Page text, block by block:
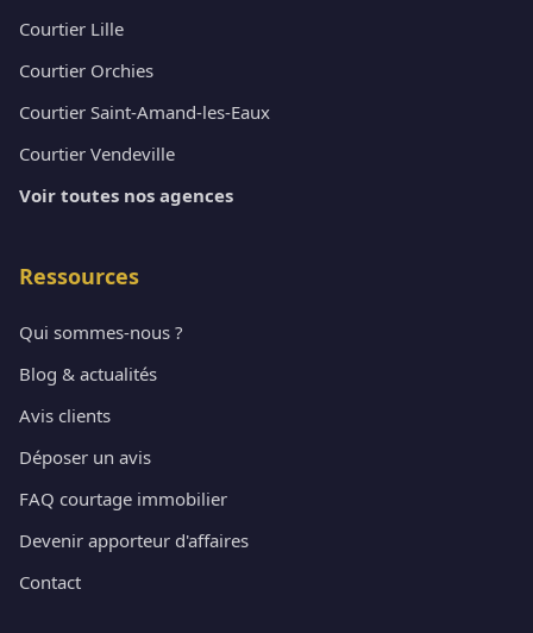
Courtier Lille
Courtier Orchies
Courtier Saint-Amand-les-Eaux
Courtier Vendeville
Voir toutes nos agences
Ressources
Qui sommes-nous ?
Blog & actualités
Avis clients
Déposer un avis
FAQ courtage immobilier
Devenir apporteur d'affaires
Contact